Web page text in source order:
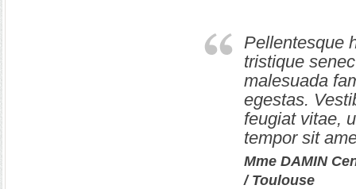
Pellentesque
tristique
malesuada
egestas.
feugiat vitae,
tempor sit
Mme DAMIN
/ Toulouse